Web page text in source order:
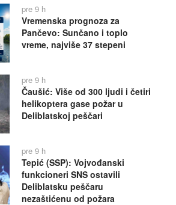
pre 9 h
Vremenska prognoza za
Pančevo: Sunčano i toplo
vreme, najviše 37 stepeni
pre 9 h
Čaušić: Više od 300 ljudi i četiri
helikoptera gase požar u
Deliblatskoj peščari
pre 9 h
Tepić (SSP): Vojvođanski
funkcioneri SNS ostavili
Deliblatsku peščaru
nezaštićenu od požara